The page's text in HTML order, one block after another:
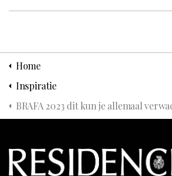
Home
Inspiratie
BRAFA 2023 dit kun je allemaal